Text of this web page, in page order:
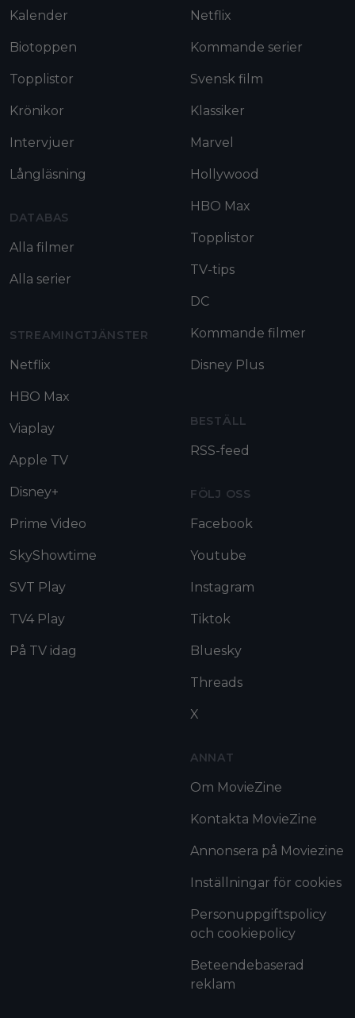
Kalender
Biotoppen
Topplistor
Krönikor
Intervjuer
Långläsning
DATABAS
Alla filmer
Alla serier
STREAMINGTJÄNSTER
Netflix
HBO Max
Viaplay
Apple TV
Disney+
Prime Video
SkyShowtime
SVT Play
TV4 Play
På TV idag
Netflix
Kommande serier
Svensk film
Klassiker
Marvel
Hollywood
HBO Max
Topplistor
TV-tips
DC
Kommande filmer
Disney Plus
BESTÄLL
RSS-feed
FÖLJ OSS
Facebook
Youtube
Instagram
Tiktok
Bluesky
Threads
X
ANNAT
Om MovieZine
Kontakta MovieZine
Annonsera på Moviezine
Inställningar för cookies
Personuppgiftspolicy
och cookiepolicy
Beteendebaserad
reklam